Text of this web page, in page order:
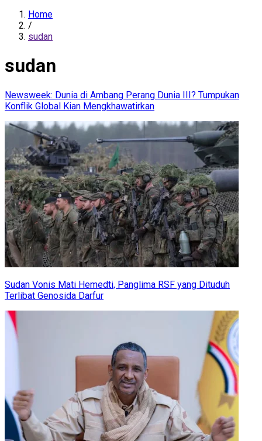
Home
/
sudan
sudan
Newsweek: Dunia di Ambang Perang Dunia III? Tumpukan
Konflik Global Kian Mengkhawatirkan
Sudan Vonis Mati Hemedti, Panglima RSF yang Dituduh
Terlibat Genosida Darfur